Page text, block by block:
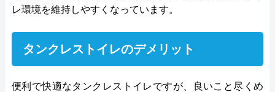
レ環境を維持しやすくなっています。
タンクレストイレのデメリット
便利で快適なタンクレストイレですが、良いこと尽くめ